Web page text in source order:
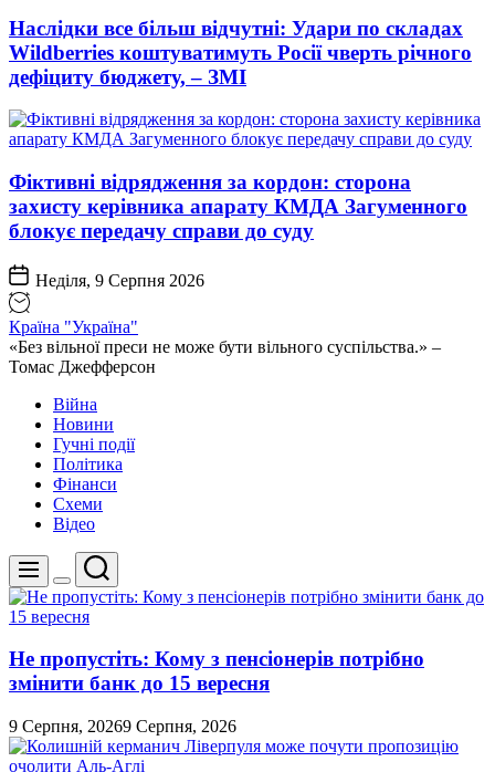
Наслідки все більш відчутні: Удари по складах
Wildberries коштуватимуть Росії чверть річного
дефіциту бюджету, – ЗМІ
Фіктивні відрядження за кордон: сторона
захисту керівника апарату КМДА Загуменного
блокує передачу справи до суду
Неділя, 9 Серпня 2026
Країна "Україна"
«Без вільної преси не може бути вільного суспільства.» –
Томас Джефферсон
Війна
Новини
Гучні події
Політика
Фінанси
Схеми
Відео
Меню
Перемикач
кольорового
режиму
Пошук
Не пропустіть: Кому з пенсіонерів потрібно
змінити банк до 15 вересня
9 Серпня, 20269 Серпня, 2026